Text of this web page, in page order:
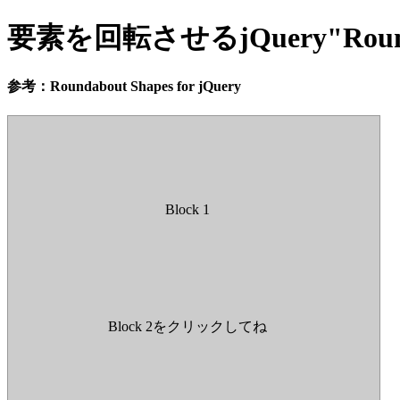
要素を回転させる
参考：Roundabout Shapes for jQuery
Block 1
Block 2をクリックしてね